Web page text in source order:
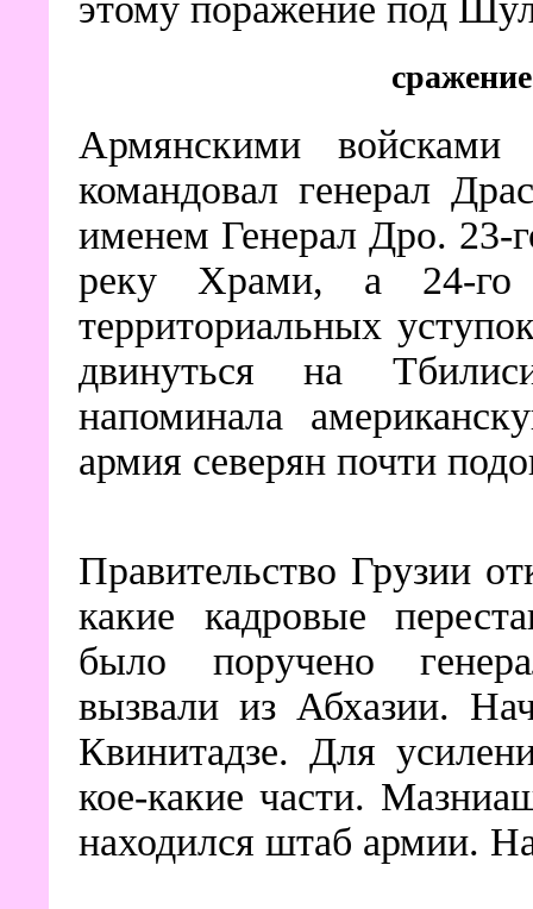
Армянскими войсками
командовал генерал
именем Генерал Дро. 23-
реку Храми, а 24-го
территориальных
двинуться на
напоминала
армия северян почти
Правительство Грузии
какие кадровые
было поручено
вызвали из Абхазии.
Квинитадзе. Для
кое-какие части.
находился штаб армии.